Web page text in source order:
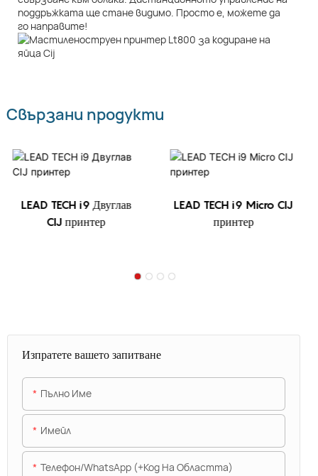
поддръжката ще стане видимо. Просто е, можете да
го направите!
Свързани продукти
LEAD TECH i9 Двуглав
CIJ принтер
LEAD TECH i9 Micro CIJ
принтер
Изпратете вашето запитване
Пълно Име
Имейл
Телефон/WhatsApp (+Код На Областта)